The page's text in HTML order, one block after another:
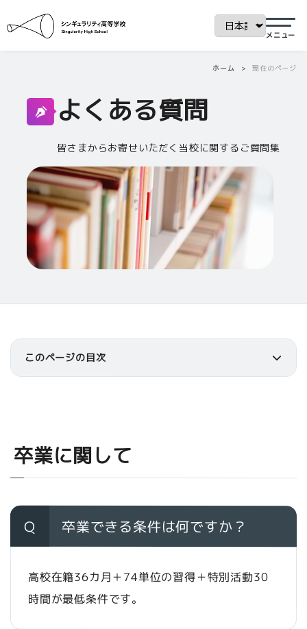
ホーム 現在のページ
よくある質問
皆さまからお寄せいただく当校に関するご質問集
このページの目次
卒業に関して
Q 卒業できる条件は何ですか？
高校在籍36カ月＋74単位の習得＋特別活動30
時間が最低条件です。